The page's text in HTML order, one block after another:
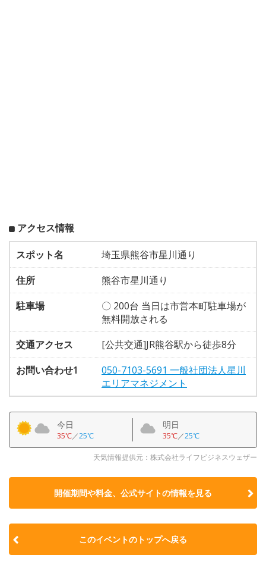
アクセス情報
スポット名
埼玉県熊谷市星川通り
住所
熊谷市星川通り
駐車場
〇 200台 当日は市営本町駐車場が
無料開放される
交通アクセス
[公共交通]JR熊谷駅から徒歩8分
お問い合わせ1
050-7103-5691 一般社団法人星川
エリアマネジメント
今日
35℃／25℃
明日
35℃／25℃
天気情報提供元：株式会社ライフビジネスウェザー
開催期間や料金、公式サイトの情報を見る
このイベントのトップへ戻る